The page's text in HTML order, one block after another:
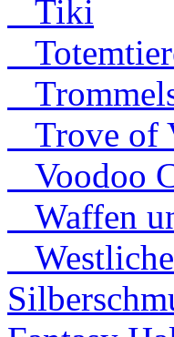
Tiki
Trove of
Voodoo
Waffen